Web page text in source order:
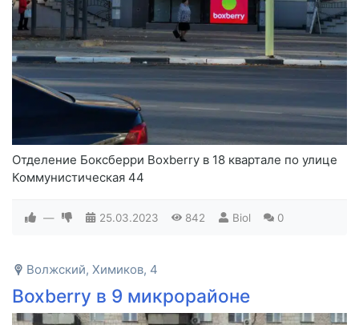
Отделение Боксберри Boxberry в 18 квартале по улице
Коммунистическая 44
— 25.03.2023 842 Biol 0
Волжский, Химиков, 4
Boxberry в 9 микрорайоне